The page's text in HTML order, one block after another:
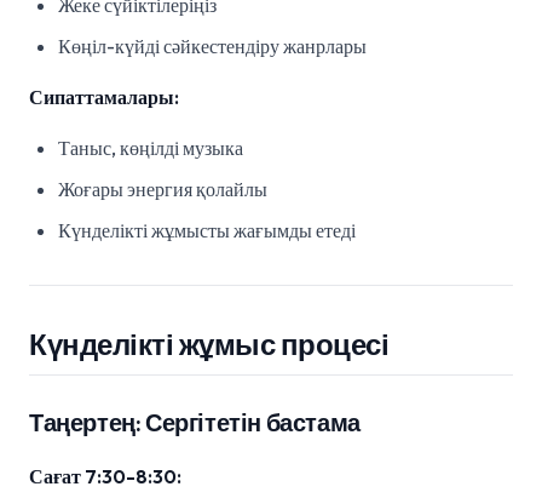
Жеке сүйіктілеріңіз
Көңіл-күйді сәйкестендіру жанрлары
Сипаттамалары:
Таныс, көңілді музыка
Жоғары энергия қолайлы
Күнделікті жұмысты жағымды етеді
Күнделікті жұмыс процесі
Таңертең: Сергітетін бастама
Сағат 7:30-8:30: